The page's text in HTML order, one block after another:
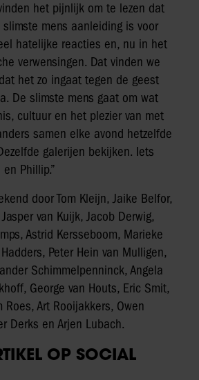
het pijnlijk om te lezen dat
mens aanleiding is voor
hatelijke reacties en, nu in het
verwensingen. Dat vinden we
het zo ingaat tegen de geest
De slimste mens gaat om wat
cultuur en het plezier van met
samen elke avond hetzelfde
galerijen bekijken. Iets
Phillip.”
door Tom Kleijn, Jaike Belfor,
van Kuijk, Jacob Derwig,
Astrid Kersseboom, Marieke
Peter Hein van Mulligen,
Schimmelpenninck, Angela
George van Houts, Eric Smit,
Roes, Art Rooijakkers, Owen
Derks en Arjen Lubach.
OP SOCIAL